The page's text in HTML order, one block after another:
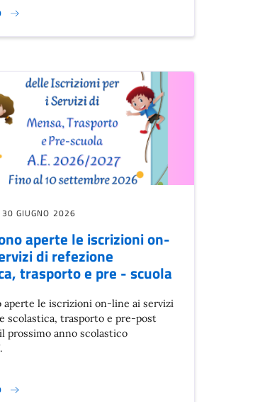
CIRCOLAZIONE STRADALE LUNGO VIA G. UNGARETTI,
30 GIUGNO 2026
aperte le iscrizioni on-
di refezione
trasporto e pre - scuola
aperte le iscrizioni on-line ai servizi
scolastica, trasporto e pre-post
prossimo anno scolastico
APERTE LE ISCRIZIONI ON-LINE AI SERVIZI DI REFEZIONE